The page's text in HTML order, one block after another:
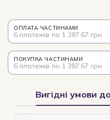
ОПЛАТА ЧАСТИНАМИ
6 платежів по 1 387.67 грн
ПОКУПКА ЧАСТИНАМИ
6 платежів по 1 387.67 грн
Вигідні умови